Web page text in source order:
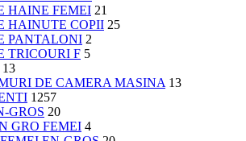
HAINE FEMEI 21
HAINUTE COPII 25
PANTALONI 2
TRICOURI F 5
13
DE CAMERA MASINA 13
1257
GROS 20
GRO FEMEI 4